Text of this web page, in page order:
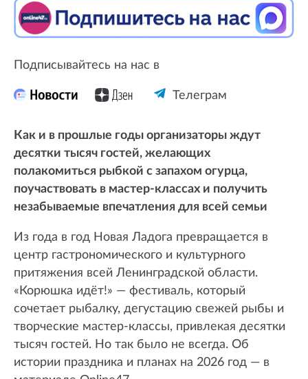
Подписывайтесь на нас в
Телеграм
Как и в прошлые годы организаторы ждут
десятки тысяч гостей, желающих
полакомиться рыбкой с запахом огурца,
поучаствовать в мастер-классах и получить
незабываемые впечатления для всей семьи
Из года в год Новая Ладога превращается в
центр гастрономического и культурного
притяжения всей Ленинградской области.
«Корюшка идёт!» — фестиваль, который
сочетает рыбалку, дегустацию свежей рыбы и
творческие мастер-классы, привлекая десятки
тысяч гостей. Но так было не всегда. Об
истории праздника и планах на 2026 год — в